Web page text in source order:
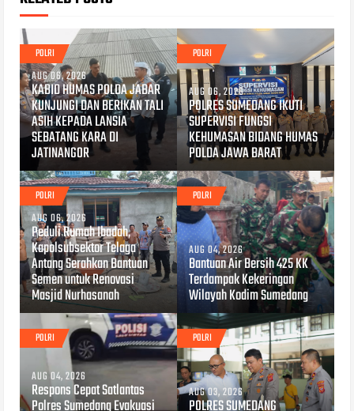
POLRI
AUG 06, 2026
KABID HUMAS POLDA JABAR
KUNJUNGI DAN BERIKAN TALI
ASIH KEPADA LANSIA
SEBATANG KARA DI
JATINANGOR
POLRI
AUG 06, 2026
POLRES SUMEDANG IKUTI
SUPERVISI FUNGSI
KEHUMASAN BIDANG HUMAS
POLDA JAWA BARAT
POLRI
AUG 06, 2026
Peduli Rumah Ibadah,
Kapolsubsektor Telaga
Antang Serahkan Bantuan
Semen untuk Renovasi
Masjid Nurhasanah
POLRI
AUG 04, 2026
Bantuan Air Bersih 425 KK
Terdampak Kekeringan
Wilayah Kodim Sumedang
POLRI
AUG 04, 2026
Respons Cepat Satlantas
POLRI
AUG 03, 2026